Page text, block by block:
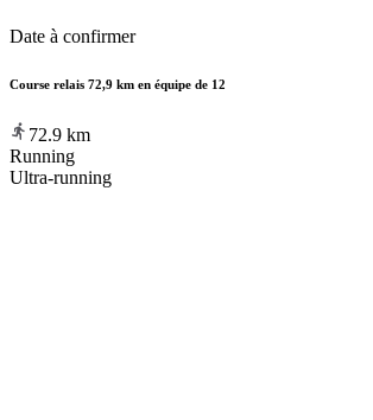
Date à confirmer
Course relais 72,9 km en équipe de 12
72.9 km
Running
Ultra-running